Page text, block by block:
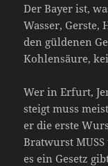
Der Bayer ist,
Wasser, Gerste,
den güldenen
Kohlensäure,
Wer in Erfurt,
steigt muss
er die erste
Bratwurst
es ein Gesetz